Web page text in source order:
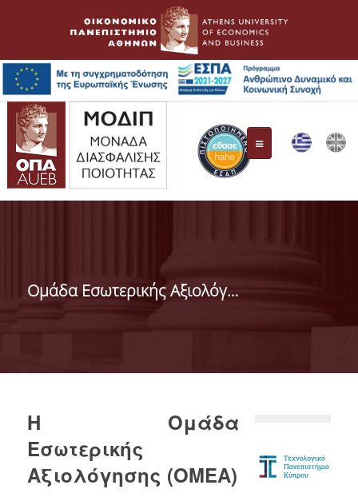
ΜΟ.ΔΙ.Π.
Όργανα Διασφάλισης Ποιότητας
Αρμοδιότητες Υπηρεσίας
Γνώρισε την ΜΟΔΙΠ
Νομικό Πλαίσιο
Ομάδα Εσωτερικής Αξιολόγησης (ΟΜ.Ε.Α.)
Η Ομάδα
Εσωτερικής
Αξιολόγησης (ΟΜΕΑ)